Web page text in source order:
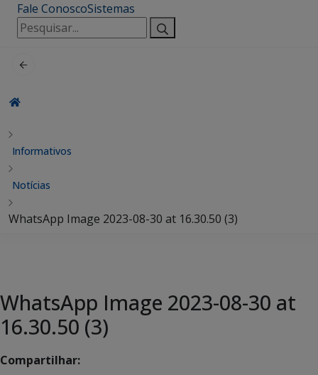
Fale ConoscoSistemas
Pesquisar
por:
Informativos
Notícias
WhatsApp Image 2023-08-30 at 16.30.50 (3)
WhatsApp Image 2023-08-30 at
16.30.50 (3)
Compartilhar: